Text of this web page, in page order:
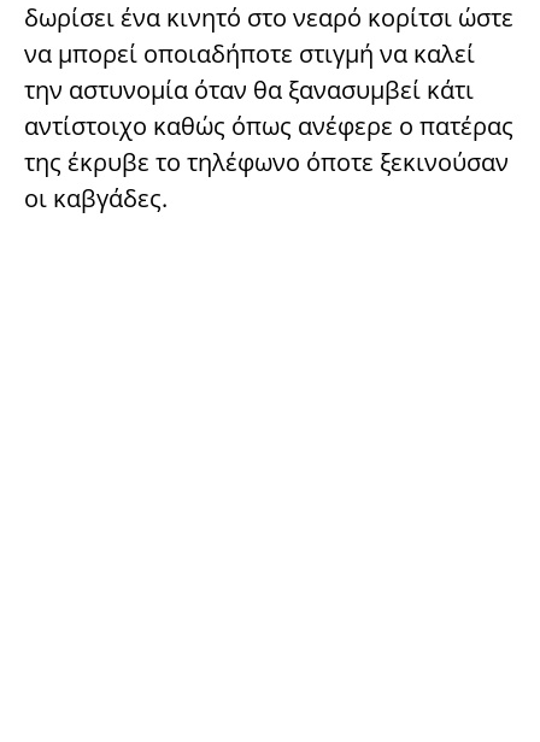
δωρίσει ένα κινητό στο νεαρό κορίτσι ώστε
να μπορεί οποιαδήποτε στιγμή να καλεί
την αστυνομία όταν θα ξανασυμβεί κάτι
αντίστοιχο καθώς όπως ανέφερε ο πατέρας
της έκρυβε το τηλέφωνο όποτε ξεκινούσαν
οι καβγάδες.